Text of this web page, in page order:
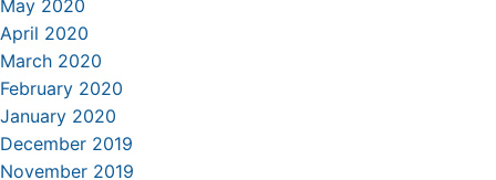
May 2020
April 2020
March 2020
February 2020
January 2020
December 2019
November 2019